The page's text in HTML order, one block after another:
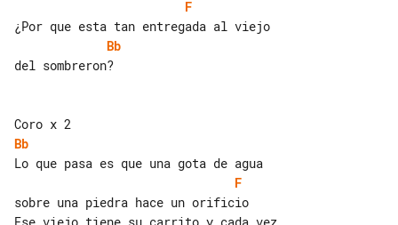
F
Bb
del sombreron?
Bb
F
sobre una piedra hace un orificio